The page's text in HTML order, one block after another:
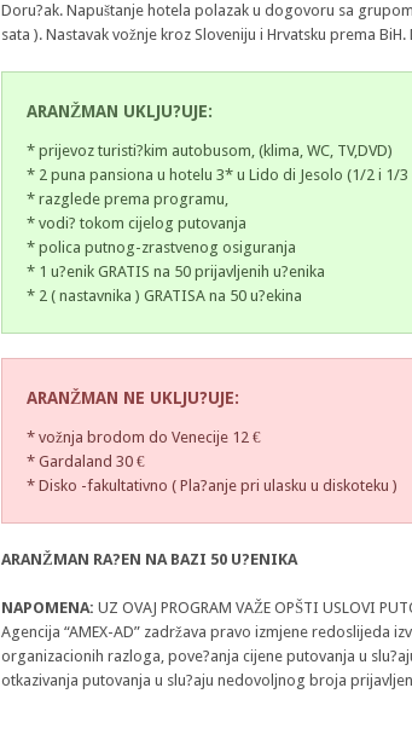
Doru?ak. Napuštanje hotela polazak u dogovoru sa
sata ). Nastavak vožnje kroz Sloveniju i Hrvatsku prema
ARANŽMAN UKLJU?UJE:
* prijevoz turisti?kim autobusom, (klima, WC, TV,DVD)
* 2 puna pansiona u hotelu 3* u Lido di Jesolo (1/2 i 1/3
* razglede prema programu,
* vodi? tokom cijelog putovanja
* polica putnog-zrastvenog osiguranja
* 1 u?enik GRATIS na 50 prijavljenih u?enika
* 2 ( nastavnika ) GRATISA na 50 u?ekina
ARANŽMAN NE UKLJU?UJE:
* vožnja brodom do Venecije 12 €
* Gardaland 30 €
* Disko -fakultativno ( Pla?anje pri ulasku u diskoteku )
ARANŽMAN RA?EN NA BAZI 50 U?ENIKA
NAPOMENA: UZ OVAJ PROGRAM VAŽE OPŠTI USLOVI
Agencija “AMEX-AD” zadržava pravo izmjene redoslijeda
organizacionih razloga, pove?anja cijene putovanja u
otkazivanja putovanja u slu?aju nedovoljnog broja